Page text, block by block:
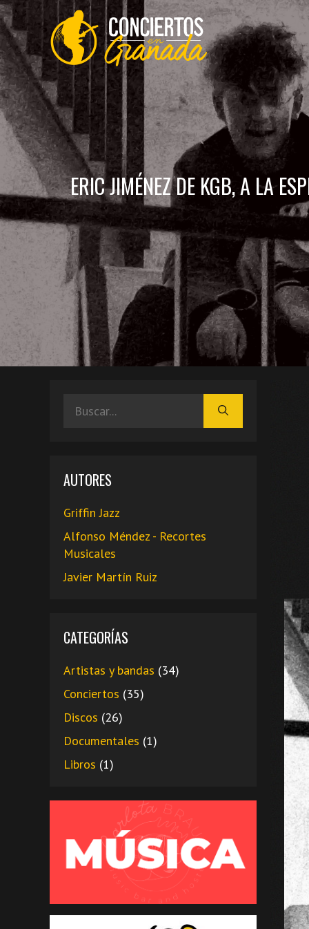
Saltar
al
contenido
ERIC JIMÉNEZ DE KGB, A LA
AUTORES
Griffin Jazz
Alfonso Méndez - Recortes
Musicales
Javier Martín Ruiz
CATEGORÍAS
Artistas y bandas (34)
Conciertos (35)
Discos (26)
Documentales (1)
Libros (1)